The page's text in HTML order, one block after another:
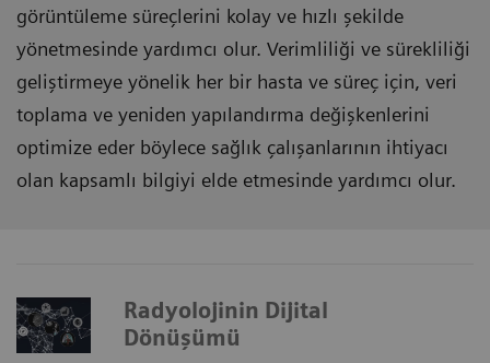
görüntüleme süreçlerini kolay ve hızlı şekilde
yönetmesinde yardımcı olur. Verimliliği ve sürekliliği
geliştirmeye yönelik her bir hasta ve süreç için, veri
toplama ve yeniden yapılandırma değişkenlerini
optimize eder böylece sağlık çalışanlarının ihtiyacı
olan kapsamlı bilgiyi elde etmesinde yardımcı olur.
Radyolojinin Dijital
Dönüşümü